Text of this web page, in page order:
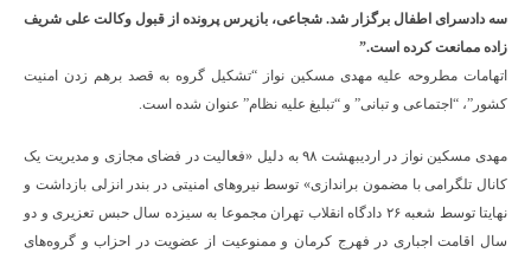
سه دادسرای اطفال برگزار شد. شجاعی، بازپرس پرونده از قبول وکالت علی شریف
زاده ممانعت کرده است.”
اتهامات مطروحه علیه مهدی مسکین نواز “تشکیل گروه به قصد برهم زدن امنیت
کشور”، “اجتماعی و تبانی” و “تبلیغ علیه نظام” عنوان شده است.
مهدی مسکین نواز در اردیبهشت ۹۸ به دلیل «فعالیت در فضای مجازی و مدیریت یک
کانال تلگرامی با مضمون براندازی» توسط نیروهای امنیتی در بندر انزلی بازداشت و
نهایتا توسط شعبه ۲۶ دادگاه انقلاب تهران مجموعا به سیزده سال حبس تعزیری و دو
سال اقامت اجباری در فهرج کرمان و ممنوعیت از عضویت در احزاب و گروه‌های